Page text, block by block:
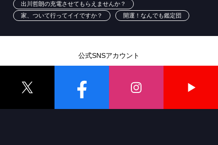
出川哲朗の充電させてもらえませんか？
家、ついて行ってイイですか？
開運！なんでも鑑定団
公式SNSアカウント